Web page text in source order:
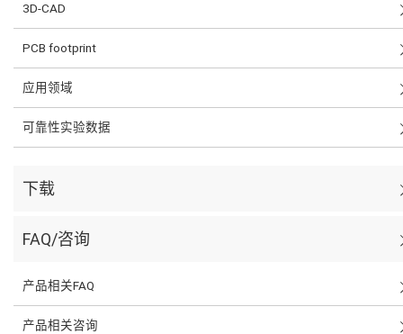
3D-CAD
PCB footprint
应用领域
可靠性实验数据
下载
FAQ/咨询
产品相关FAQ
产品相关咨询